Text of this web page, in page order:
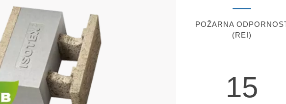
POŽARNA
(REI)
15